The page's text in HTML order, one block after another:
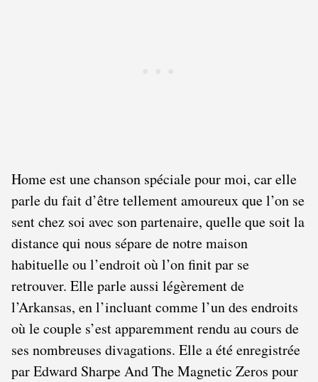
Home est une chanson spéciale pour moi, car elle
parle du fait d’être tellement amoureux que l’on se
sent chez soi avec son partenaire, quelle que soit la
distance qui nous sépare de notre maison
habituelle ou l’endroit où l’on finit par se
retrouver. Elle parle aussi légèrement de
l’Arkansas, en l’incluant comme l’un des endroits
où le couple s’est apparemment rendu au cours de
ses nombreuses divagations. Elle a été enregistrée
par Edward Sharpe And The Magnetic Zeros pour